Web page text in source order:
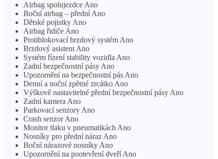
Airbag spolujezdce Ano
Boční airbag – přední Ano
Dětské pojistky Ano
Airbag řidiče Ano
Protiblokovací brzdový systém Ano
Brzdový asistent Ano
Systém řízení stability vozidla Ano
Zadní bezpečnostní pásy Ano
Upozornění na bezpečnostní pás Ano
Denní a noční zpětné zrcátko Ano
Výškově nastavitelné přední bezpečnostní pásy Ano
Zadní kamera Ano
Parkovací senzory Ano
Crash senzor Ano
Monitor tlaku v pneumatikách Ano
Nosníky pro přední náraz Ano
Boční nárazové nosníky Ano
Upozornění na pootevření dveří Ano